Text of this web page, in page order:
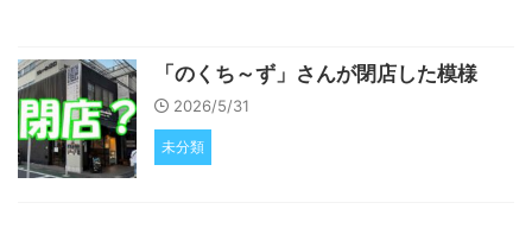
「のくち～ず」さんが閉店した模様
2026/5/31
未分類